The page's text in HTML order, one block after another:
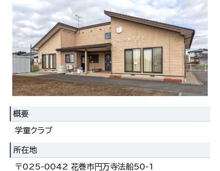
概要
学童クラブ
所在地
〒025-0042 花巻市円万寺法船50-1